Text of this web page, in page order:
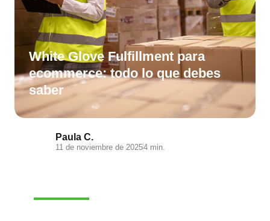
White Glove Fulfillment para
ecommerce: todo lo que debes
saber
Paula C.
11 de noviembre de 20254 min.